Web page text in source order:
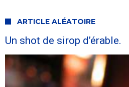
ARTICLE ALÉATOIRE
Un shot de sirop d’érable.